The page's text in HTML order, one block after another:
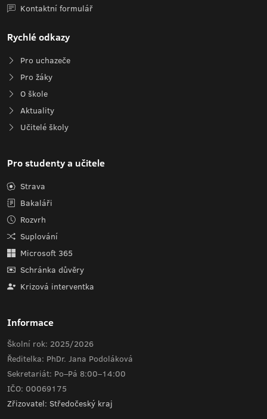
Kontaktní formulář
Rychlé odkazy
Pro uchazeče
Pro žáky
O škole
Aktuality
Učitelé školy
Pro studenty a učitele
Strava
Bakaláři
Rozvrh
Suplování
Microsoft 365
Schránka důvěry
Krizová interventka
Informace
Školní rok: 2025/2026
Ředitelka: PhDr. Jana Podoláková
Sekretariát: Po–Pá 8:00–14:00
IČO: 00069175
Zřizovatel: Středočeský kraj